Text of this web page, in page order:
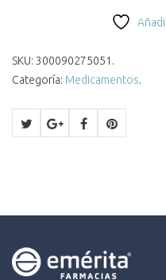
SKU: 300090275051 .
Categoría: Medicamentos.